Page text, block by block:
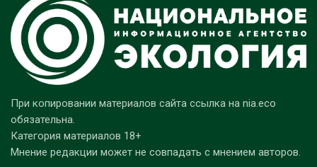
При копировании материалов сайта ссылка на nia.eco
обязательна.
Категория материалов 18+
Мнение редакции может не совпадать с мнением авторов.